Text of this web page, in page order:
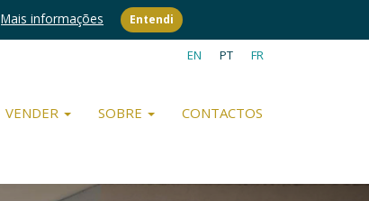
Mais informações Entendi
EN PT FR
VENDER SOBRE CONTACTOS